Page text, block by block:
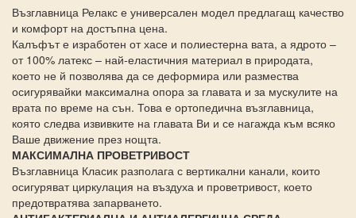
Възглавница Релакс е универсален модел предлагащ качество
и комфорт на достъпна цена.
Калъфът е изработен от хасе и полиестерна вата, а ядрото –
от 100% латекс – най-еластичния материал в природата,
което не й позволява да се деформира или размества
осигурявайки максимална опора за главата и за мускулите на
врата по време на сън. Това е ортопедична възглавница,
която следва извивките на главата Ви и се нагажда към всяко
Ваше движение през нощта.
МАКСИМАЛНА ПРОВЕТРИВОСТ
Възглавница Класик разполага с вертикални канали, които
осигуряват циркулация на въздуха и проветривост, което
предотвратява запарването.